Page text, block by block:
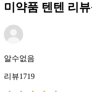
미약품 텐텐 리
알수없음
리뷰1719